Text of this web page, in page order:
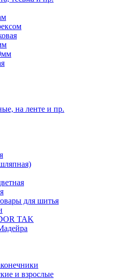
на ленте и пр.
для шитья
TAK
и взрослые